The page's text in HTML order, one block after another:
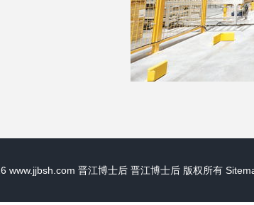
www.jjbsh.com 晋江博士后 晋江博士后 版权所有